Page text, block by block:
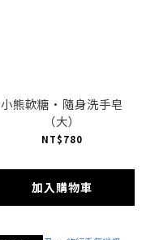
小熊軟糖·隨身洗手皂
（大）
NT$780
加入購物車